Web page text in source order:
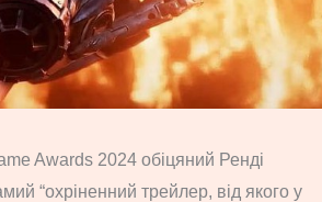
Awards 2024 обіцяний Ренді
“охріненний трейлер, від якого у